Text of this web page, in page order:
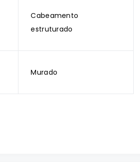
Cabeamento
estruturado
Murado